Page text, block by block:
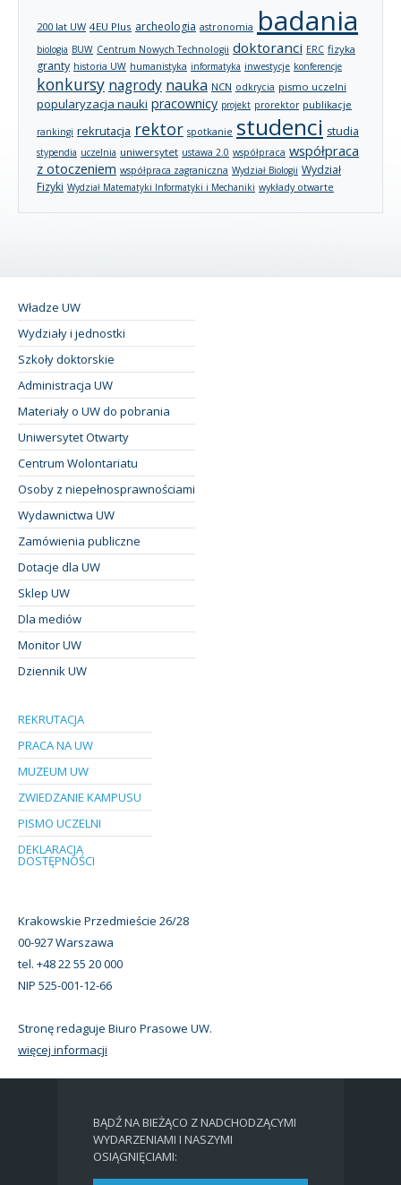
200 lat UW 4EU Plus archeologia astronomia badania
biologia BUW Centrum Nowych Technologii doktoranci ERC fizyka
granty historia UW humanistyka informatyka inwestycje konferencje
konkursy nagrody nauka NCN odkrycia pismo uczelni
popularyzacja nauki pracownicy projekt prorektor publikacje
rankingi rekrutacja rektor spotkanie studenci studia
stypendia uczelnia uniwersytet ustawa 2.0 współpraca współpraca
z otoczeniem współpraca zagraniczna Wydział Biologii Wydział
Fizyki Wydział Matematyki Informatyki i Mechaniki wykłady otwarte
Władze UW
Wydziały i jednostki
Szkoły doktorskie
Administracja UW
Materiały o UW do pobrania
Uniwersytet Otwarty
Centrum Wolontariatu
Osoby z niepełnosprawnościami
Wydawnictwa UW
Zamówienia publiczne
Dotacje dla UW
Sklep UW
Dla mediów
Monitor UW
Dziennik UW
REKRUTACJA
PRACA NA UW
MUZEUM UW
ZWIEDZANIE KAMPUSU
PISMO UCZELNI
DEKLARACJA
DOSTĘPNOŚCI
Krakowskie Przedmieście 26/28
00-927 Warszawa
tel. +48 22 55 20 000
NIP 525-001-12-66
Stronę redaguje Biuro Prasowe UW.
więcej informacji
BĄDŹ NA BIEŻĄCO Z NADCHODZĄCYMI
WYDARZENIAMI I NASZYMI
OSIĄGNIĘCIAMI: